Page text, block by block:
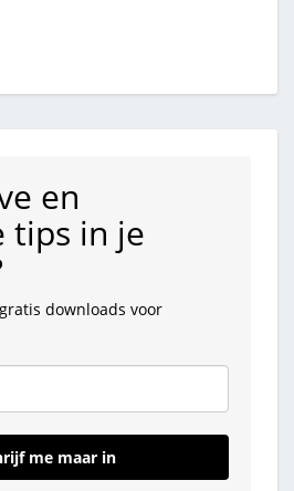
en
tips in je
downloads voor
me maar in